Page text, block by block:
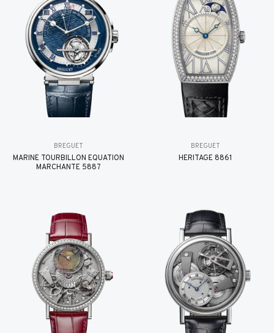
BREGUET
MARINE TOURBILLON ÉQUATION
MARCHANTE 5887
BREGUET
HÉRITAGE 8861